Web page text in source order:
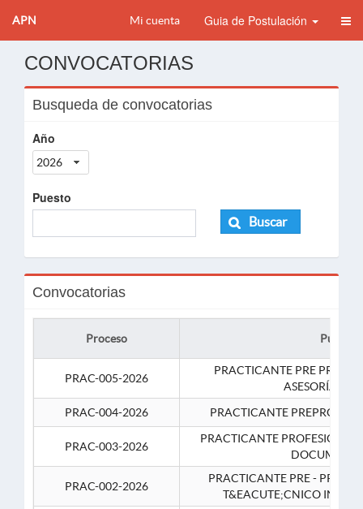
APN Mi cuenta Guia de Postulación
CONVOCATORIAS
Busqueda de convocatorias
Año
2026
Puesto
Buscar
Convocatorias
Proceso Puesto
PRAC-005-2026
PRACTICANTE PRE
ASESORÍA
PRAC-004-2026
PRACTICANTE
PRAC-003-2026
PRACTICANTE
PRAC-002-2026
PRACTICANTE PRE -
T&EACUTE;CNICO